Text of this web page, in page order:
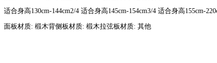
适合身高130cm-144cm2/4 适合身高145cm-154cm3/4 适合身高155cm-
面板材质: 椴木背侧板材质: 椴木拉弦板材质: 其他